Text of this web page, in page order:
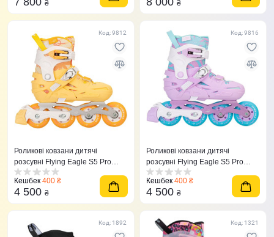
₴ ₴
Код: 9812
Роликові ковзани дитячі
розсувні Flying Eagle S5 Pro
Buzz жовті
Кешбек 400 ₴
4 500 ₴
Код: 9816
Роликові ковзани дитячі
розсувні Flying Eagle S5 Pro
Buzz фіолетові
Кешбек 400 ₴
4 500 ₴
Код: 1892 Код: 1321